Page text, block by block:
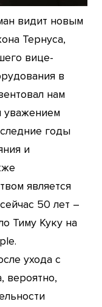
видит новым
Тернуса,
вице-
в
нам
уважением
годы
и
является
50 лет –
Тиму Куку на
ухода с
вероятно,